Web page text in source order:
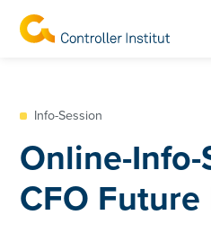
Info-Session
Online-Info-
CFO Future